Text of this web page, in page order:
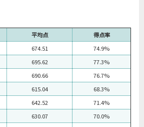
平均点
得点率
674.51
74.9%
695.62
77.3%
690.66
76.7%
615.04
68.3%
642.52
71.4%
630.07
70.0%